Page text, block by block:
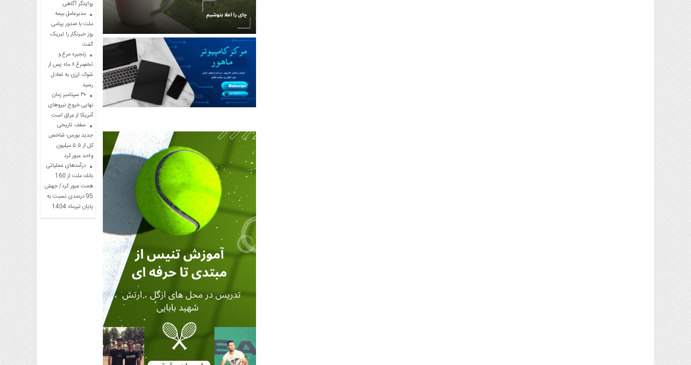
روایتگر آگاهی
مدیرعامل بیمه
ملت با صدور پیامی
روز خبرنگار را تبریک
گفت
زنجیره مرغ و
تخم‌مرغ ۸ ماه پس از
شوک ارزی به تعادل
رسید
۳۰ سپتامبر زمان
نهایی خروج نیروهای
آمریکا از عراق است
سقف تاریخی
جدید بورس؛ شاخص
کل از ۵.۵ میلیون
واحد عبور کرد
درآمدهای عملیاتی
بانك ملت از 160
همت عبور كرد/ جهش
95 درصدی نسبت به
پایان تیرماه 1404